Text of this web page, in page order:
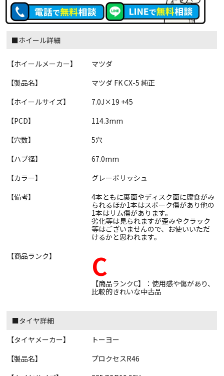
■ホイール詳細
【ホイールメーカー】
マツダ
【製品名】
マツダ FK CX-5 純正
【ホイールサイズ】
7.0J×19 +45
【PCD】
114.3mm
【穴数】
5穴
【ハブ径】
67.0mm
【カラー】
グレーポリッシュ
【備考】
4本ともに裏面やディスク面に腐食がみ
られるほか1本はスポーク傷があり他の
1本はリム傷があります。
劣化等は見られますが歪みやクラック
等はございませんので、お使いいただ
けるかと思われます。
【商品ランク】
C
【商品ランクC】：使用感や傷があり、
比較的きれいな中古品
■タイヤ詳細
【タイヤメーカー】
トーヨー
【製品名】
プロクセスR46